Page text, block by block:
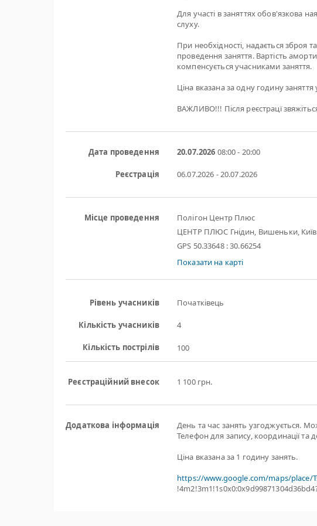
Для участі в заняттях обов'язкова
слуху.
При необхідності, надається зброя
проведення заняття. Вартість
компенсується учасниками заняття.
Ціна вказана за одну годину заняття
ВАЖЛИВО!!! Після реєстрацї
Дата проведення 20.07.2026 08:00 - 20:00
Реєстрація 06.07.2026 - 20.07.2026
Місце проведення
Полігон Центр Плюс
ЦЕНТР ПЛЮС Гнідин, Вишеньки,
GPS 50.33648 : 30.66254
Показати на карті
Рівень учасників Початківець
Кількість учасників 4
Кількість пострілів 100
Реєстраційний внесок 1 100 грн.
Додаткова інформація
День та час занять узгоджується.
Телефон для запису, координації та
Ціна вказана за 1 годину занять.
https://www.google.com/maps/place/